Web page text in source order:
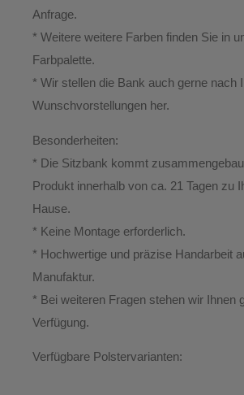
Anfrage.
* Weitere weitere Farben finden Sie in
Farbpalette.
* Wir stellen die Bank auch gerne nach
Wunschvorstellungen her.
Besonderheiten:
* Die Sitzbank kommt
Produkt innerhalb von ca. 21 Tagen zu
Hause.
* Keine Montage erforderlich.
* Hochwertige und präzise Handarbeit
Manufaktur.
* Bei weiteren Fragen stehen wir Ihnen
Verfügung.
Verfügbare Polstervarianten: